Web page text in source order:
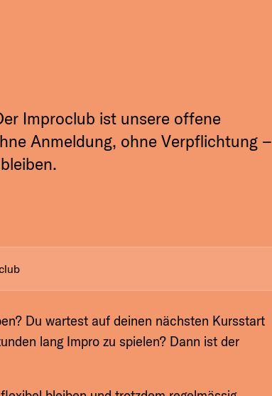
Improclub ist unsere offene
Anmeldung, ohne Verpflichtung –
Du wartest auf deinen nächsten Kursstart
lang Impro zu spielen? Dann ist der